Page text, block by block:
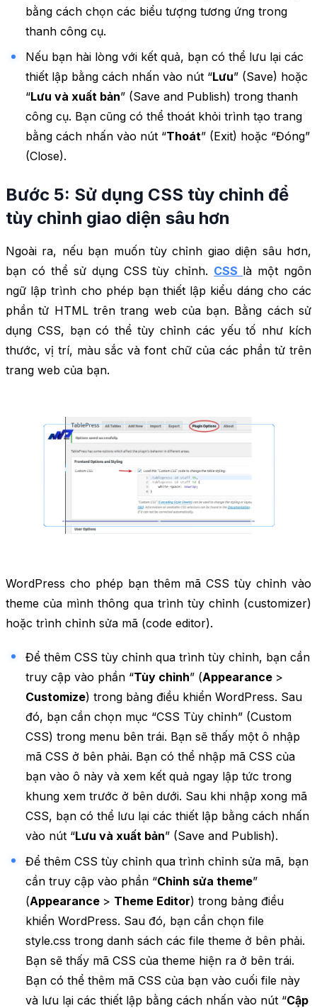
bằng cách chọn các biểu tượng tương ứng trong
thanh công cụ.
Nếu bạn hài lòng với kết quả, bạn có thể lưu lại các
thiết lập bằng cách nhấn vào nút “Lưu” (Save) hoặc
“Lưu và xuất bản” (Save and Publish) trong thanh
công cụ. Bạn cũng có thể thoát khỏi trình tạo trang
bằng cách nhấn vào nút “Thoát” (Exit) hoặc “Đóng”
(Close).
Bước 5: Sử dụng CSS tùy chỉnh để
tùy chỉnh giao diện sâu hơn
Ngoài ra, nếu bạn muốn tùy chỉnh giao diện sâu hơn,
bạn có thể sử dụng CSS tùy chỉnh. CSS là một ngôn
ngữ lập trình cho phép bạn thiết lập kiểu dáng cho các
phần tử HTML trên trang web của bạn. Bằng cách sử
dụng CSS, bạn có thể tùy chỉnh các yếu tố như kích
thước, vị trí, màu sắc và font chữ của các phần tử trên
trang web của bạn.
WordPress cho phép bạn thêm mã CSS tùy chỉnh vào
theme của mình thông qua trình tùy chỉnh (customizer)
hoặc trình chỉnh sửa mã (code editor).
Để thêm CSS tùy chỉnh qua trình tùy chỉnh, bạn cần
truy cập vào phần “Tùy chỉnh” (Appearance >
Customize) trong bảng điều khiển WordPress. Sau
đó, bạn cần chọn mục “CSS Tùy chỉnh” (Custom
CSS) trong menu bên trái. Bạn sẽ thấy một ô nhập
mã CSS ở bên phải. Bạn có thể nhập mã CSS của
bạn vào ô này và xem kết quả ngay lập tức trong
khung xem trước ở bên dưới. Sau khi nhập xong mã
CSS, bạn có thể lưu lại các thiết lập bằng cách nhấn
vào nút “Lưu và xuất bản” (Save and Publish).
Để thêm CSS tùy chỉnh qua trình chỉnh sửa mã, bạn
cần truy cập vào phần “Chỉnh sửa theme”
(Appearance > Theme Editor) trong bảng điều
khiển WordPress. Sau đó, bạn cần chọn file
style.css trong danh sách các file theme ở bên phải.
Bạn sẽ thấy mã CSS của theme hiện ra ở bên trái.
Bạn có thể thêm mã CSS của bạn vào cuối file này
và lưu lại các thiết lập bằng cách nhấn vào nút “Cập